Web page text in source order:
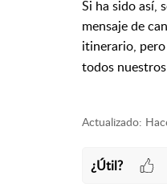
Si ha sido así,
mensaje de
itinerario,
todos
Actualizado:
¿Útil?